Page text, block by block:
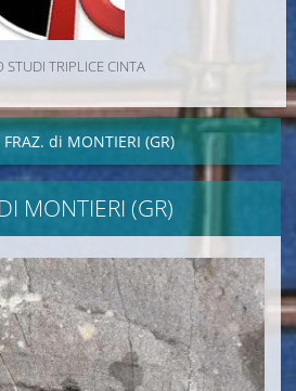
STUDI TRIPLICE CINTA
FRAZ. di MONTIERI (GR)
MONTIERI (GR)